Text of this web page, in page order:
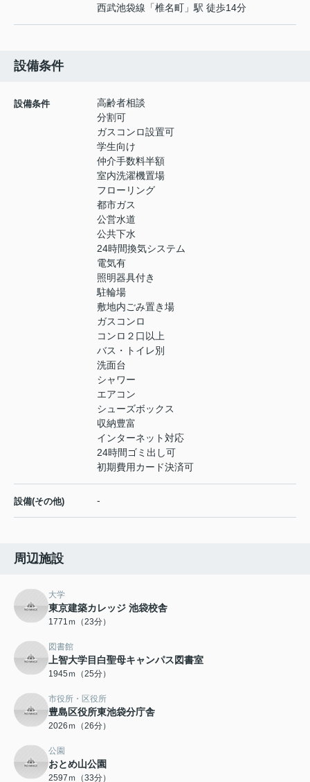
西武池袋線 「椎名町 」駅 徒歩14分
設備条件
設備条件
高齢者相談
分割可
ガスコンロ設置可
学生向け
仲介手数料半額
室内洗濯機置場
フローリング
都市ガス
公営水道
公共下水
24時間換気システム
電気有
照明器具付き
駐輪場
敷地内ごみ置き場
ガスコンロ
コンロ２口以上
バス・トイレ別
洗面台
シャワー
エアコン
シューズボックス
収納豊富
インターネット対応
24時間ゴミ出し可
初期費用カード決済可
設備(その他) -
周辺施設
大学
東京建築カレッジ 池袋校舎
1771ｍ（23分）
図書館
上智大学目白聖母キャンパス図書室
1945ｍ（25分）
市役所・区役所
豊島区役所東池袋分庁舎
2026ｍ（26分）
公園
おとめ山公園
2597ｍ（33分）